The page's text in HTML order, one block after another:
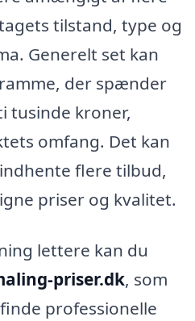
tilstand, type og
Generelt set kan
der spænder
tusinde kroner,
omfang. Det kan
flere tilbud,
priser og kvalitet.
lettere kan du
priser.dk, som
professionelle